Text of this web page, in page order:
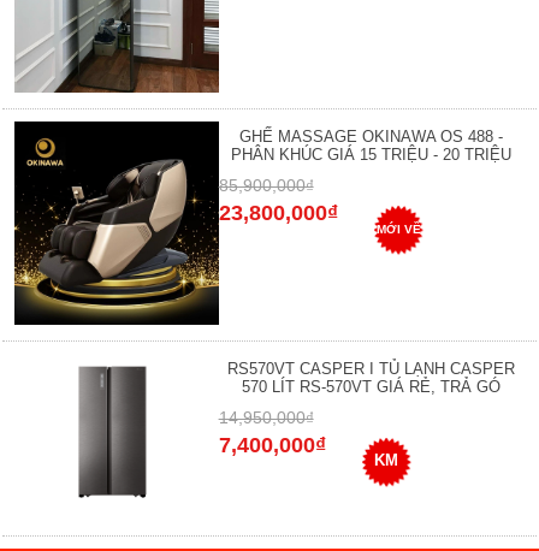
GHẾ MASSAGE OKINAWA OS 488 -
PHÂN KHÚC GIÁ 15 TRIỆU - 20 TRIỆU
85,900,000₫
23,800,000₫
MỚI VỀ
RS570VT CASPER I TỦ LẠNH CASPER
570 LÍT RS-570VT GIÁ RẺ, TRẢ GÓ
14,950,000₫
7,400,000₫
KM